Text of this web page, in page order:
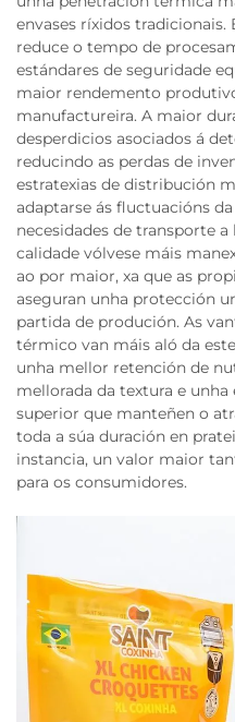
envases ríxidos tradicionais.
reduce o tempo de
estándares de seguridade
maior rendemento
manufactureira. A maior
desperdicios asociados á
reducindo as perdas de
estratexias de distribución
adaptarse ás fluctuacións
necesidades de transporte
calidade vólvese máis
ao por maior, xa que as
aseguran unha protección
partida de produción. As
térmico van máis aló da
unha mellor retención de
mellorada da textura e
superior que manteñen o
toda a súa duración en
instancia, un valor maior
para os consumidores.